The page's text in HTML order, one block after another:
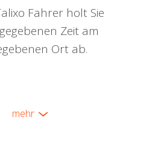
Fahrer holt Sie
Zeit am
Ort ab.
mehr